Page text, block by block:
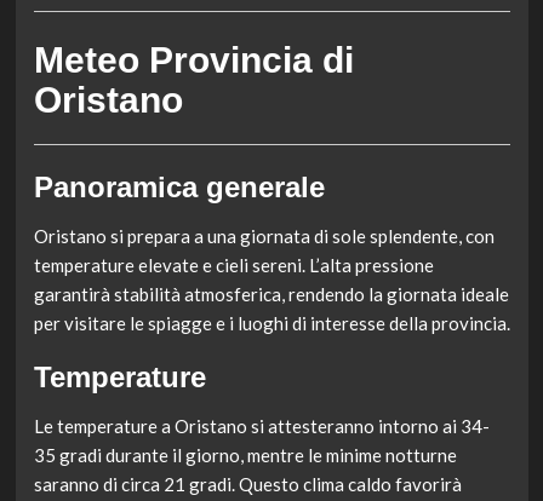
Meteo Provincia di
Oristano
Panoramica generale
Oristano si prepara a una giornata di sole splendente, con
temperature elevate e cieli sereni. L’alta pressione
garantirà stabilità atmosferica, rendendo la giornata ideale
per visitare le spiagge e i luoghi di interesse della provincia.
Temperature
Le temperature a Oristano si attesteranno intorno ai 34-
35 gradi durante il giorno, mentre le minime notturne
saranno di circa 21 gradi. Questo clima caldo favorirà